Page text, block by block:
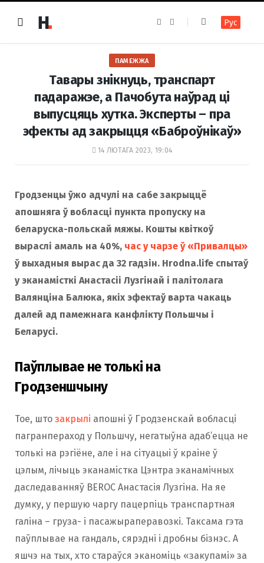
e
k
t
a
m
Рус
ПАМЕЖЖА
Тавары знікнуць, транспарт
падаражэе, а Пачобута наўрад ці
выпусцяць хутка. Эксперты – пра
эфекты ад закрыцця «Баброўнікаў»
14 ЛЮТАГА 2023, 19:04
Гродзенцы ўжо адчулі на сабе закрыццё
апошняга ў вобласці пункта пропуску на
беларуска-польскай мяжы. Кошты квіткоў
выраслі амаль на 40%, час у чарзе ў «Привалцы»
ў выхадныя вырас да 32 гадзін. Hrodna.life спытаў
у эканамісткі Анастасіі Лузгінай і палітолага
Валянціна Балюка, якіх эфектаў варта чакаць
далей ад памежнага канфлікту Польшчы і
Беларусі.
Паўплывае не толькі на
Гродзеншчыну
Тое, што закрылі апошні ў Гродзенскай вобласці
пагранпераход у Польшчу, негатыўна адаб’ецца не
толькі на рэгіёне, але і на сітуацыі ў краіне ў
цэлым, лічыць эканамістка Цэнтра эканамічных
даследаванняў BEROC Анастасія Лузгіна. На яе
думку, у першую чаргу пацерпіць транспартная
галіна – груза- і пасажыраперавозкі. Таксама гэта
паўплывае на гандаль, сярэдні і дробны бізнэс. А
яшчэ на тых, хто стараўся эканоміць «закупамі» за